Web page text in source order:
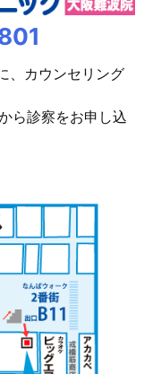
、カウンセリング
ら診察をお申し込